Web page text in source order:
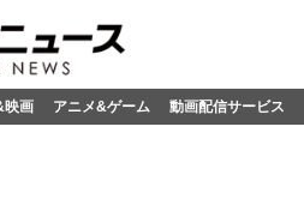
映画 アニメ&ゲーム 動画配信サービス